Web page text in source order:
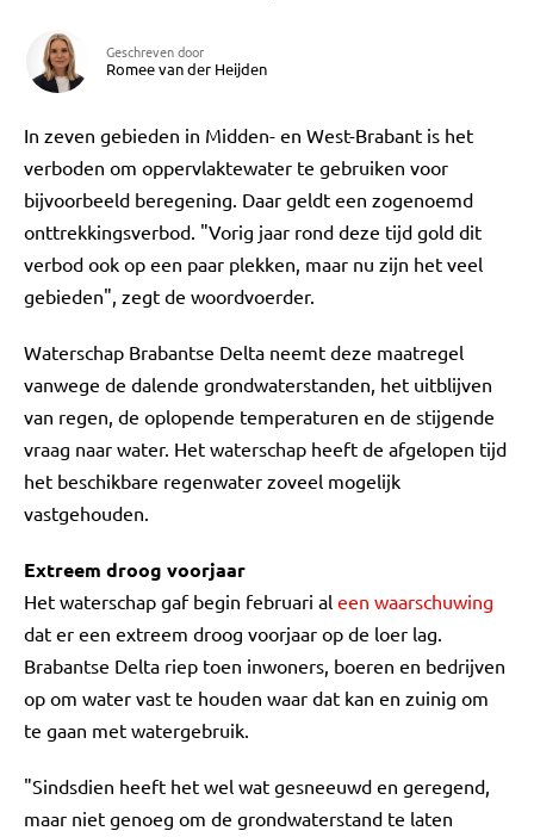
Geschreven door
Romee van der Heijden
In zeven gebieden in Midden- en West-Brabant is het
verboden om oppervlaktewater te gebruiken voor
bijvoorbeeld beregening. Daar geldt een zogenoemd
onttrekkingsverbod. "Vorig jaar rond deze tijd gold dit
verbod ook op een paar plekken, maar nu zijn het veel
gebieden", zegt de woordvoerder.
Waterschap Brabantse Delta neemt deze maatregel
vanwege de dalende grondwaterstanden, het uitblijven
van regen, de oplopende temperaturen en de stijgende
vraag naar water. Het waterschap heeft de afgelopen tijd
het beschikbare regenwater zoveel mogelijk
vastgehouden.
Extreem droog voorjaar
Het waterschap gaf begin februari al een waarschuwing
dat er een extreem droog voorjaar op de loer lag.
Brabantse Delta riep toen inwoners, boeren en bedrijven
op om water vast te houden waar dat kan en zuinig om
te gaan met watergebruik.
"Sindsdien heeft het wel wat gesneeuwd en geregend,
maar niet genoeg om de grondwaterstand te laten